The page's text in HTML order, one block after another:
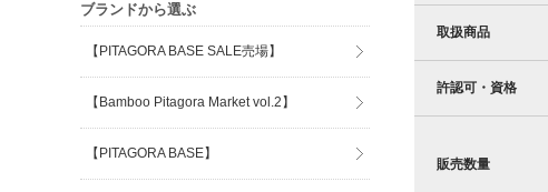
取扱商品
許認可・資格
販売数量
ブランドから選ぶ
【PITAGORA BASE SALE売場】
【Bamboo Pitagora Market vol.2】
【PITAGORA BASE】